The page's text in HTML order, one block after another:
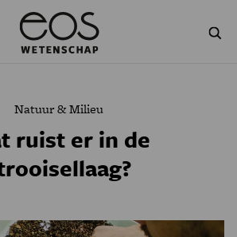
GESCHIEDENIS
Natuur & Milieu
ruist er in de